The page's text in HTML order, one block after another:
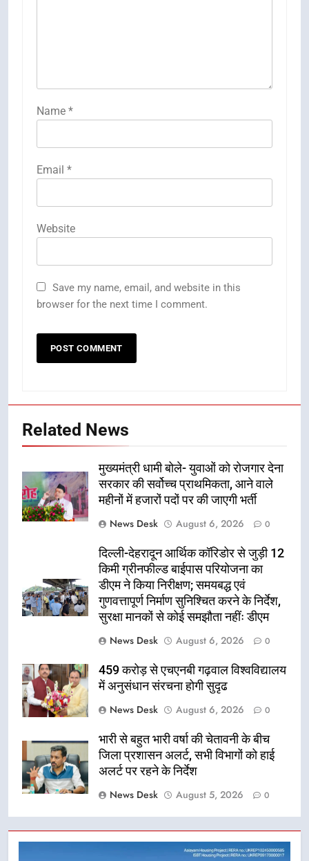
Name *
Email *
Website
Save my name, email, and website in this
browser for the next time I comment.
Related News
मुख्यमंत्री धामी बोले- युवाओं को रोजगार देना
सरकार की सर्वोच्च प्राथमिकता, आने वाले
महीनों में हजारों पदों पर की जाएगी भर्ती
News Desk
August 6, 2026 0
दिल्ली-देहरादून आर्थिक कॉरिडोर से जुड़ी 12
किमी ग्रीनफील्ड बाईपास परियोजना का
डीएम ने किया निरीक्षण; समयबद्ध एवं
गुणवत्तापूर्ण निर्माण सुनिश्चित करने के निर्देश,
सुरक्षा मानकों से कोई समझौता नहींः डीएम
News Desk
August 6, 2026 0
459 करोड़ से एचएनबी गढ़वाल विश्वविद्यालय
में अनुसंधान संरचना होगी सुदृढ
News Desk
August 6, 2026 0
भारी से बहुत भारी वर्षा की चेतावनी के बीच
जिला प्रशासन अलर्ट, सभी विभागों को हाई
अलर्ट पर रहने के निर्देश
News Desk
August 5, 2026 0